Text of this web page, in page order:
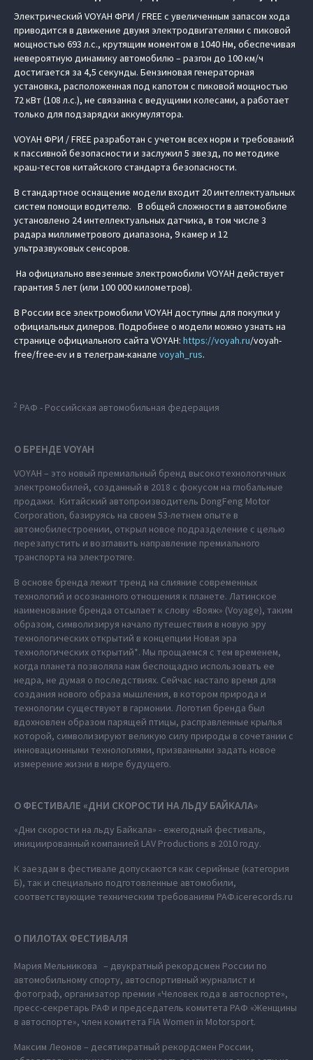
Электрический VOYAH ФРИ / FREE с увеличенным запасом хода
приводится в движение двумя электродвигателями с пиковой
мощностью 693 л.с., крутящим моментом в 1040 Нм, обеспечивая
невероятную динамику автомобилю – разгон до 100 км/ч
достигается за 4,5 секунды. Бензиновая генераторная
установка, расположенная под капотом с пиковой мощностью
72 кВт (108 л.с.), не связанна с ведущими колесами, а работает
только для подзарядки аккумулятора.
VOYAH ФРИ / FREE разработан с учетом всех норм и требований
к пассивной безопасности и заслужил 5 звезд, по методике
краш-тестов китайского стандарта безопасности.
В стандартное оснащение модели входит 20 интеллектуальных
систем помощи водителю. В общей сложности в автомобиле
установлено 24 интеллектуальных датчика, в том числе 3
радара миллиметрового диапазона, 9 камер и 12
ультразвуковых сенсоров.
На официально ввезенные электромобили VOYAH действует
гарантия 5 лет (или 100 000 километров).
В России все электромобили VOYAH доступны для покупки у
официальных дилеров. Подробнее о модели можно узнать на
странице официального сайта VOYAH: https://voyah.ru/voyah-
free/free-ev и в телеграм-канале voyah_rus.
2 РАФ - Российская автомобильная федерация
О БРЕНДЕ VOYAH
VOYAH – это новый премиальный бренд высокотехнологичных
электромобилей, созданный в 2018 с фокусом на глобальные
продажи. Китайский автопроизводитель DongFeng Motor
Corporation, базируясь на своем 53-летнем опыте в
автомобилестроении, открыл новое подразделение с целью
перезапустить и возглавить направление премиального
транспорта на электротяге.
В основе бренда лежит тренд на слияние современных
технологий и осознанного отношения к планете. Латинское
наименование бренда отсылает к слову «Вояж» (Voyage), таким
образом, символизируя начало путешествия в новую эру
технологических открытий в концепции Новая эра
технологических открытий*. Мы прощаемся с тем временем,
когда планета позволяла нам беспощадно использовать ее
недра, не думая о последствиях. Сейчас настало время для
создания нового образа мышления, в котором природа и
технологии существуют в гармонии. Логотип бренда был
вдохновлен образом парящей птицы, расправленные крылья
которой, символизируют великую силу природы в сочетании с
инновационными технологиями, призванными задать новое
измерение жизни в мире будущего.
О ФЕСТИВАЛЕ «ДНИ СКОРОСТИ НА ЛЬДУ БАЙКАЛА»
«Дни скорости на льду Байкала» - ежегодный фестиваль,
инициированный компанией LAV Productions в 2010 году.
К заездам в фестивале допускаются как серийные (категория
Б), так и специально подготовленные автомобили,
соответствующие техническим требованиям РАФ.icerecords.ru
О ПИЛОТАХ ФЕСТИВАЛЯ
Мария Мельникова – двукратный рекордсмен России по
автомобильному спорту, автоспортивный журналист и
фотограф, организатор премии «Человек года в автоспорте»,
пресс-секретарь РАФ и председатель комитета РАФ «Женщины
в автоспорте», член комитета FIA Women in Motorsport.
Максим Леонов – десятикратный рекордсмен России,